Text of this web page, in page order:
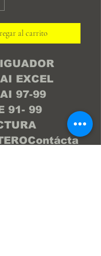
al carrito
EXCEL
97-99
91- 99